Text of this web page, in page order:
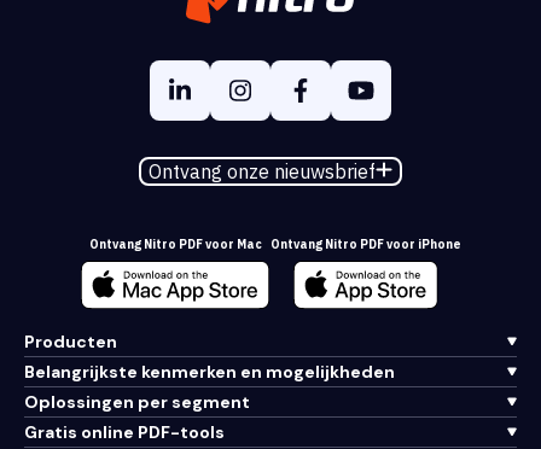
Ontvang onze nieuwsbrief
Ontvang Nitro PDF voor Mac Ontvang Nitro PDF voor iPhone
Producten
Belangrijkste kenmerken en mogelijkheden
Oplossingen per segment
Gratis online PDF-tools